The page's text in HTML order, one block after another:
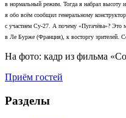
в нормальный режим. Тогда я набрал высоту
я обо всём сообщил генеральному
с участием Су-27. А почему «Пугачёва»? Это
в Ле Бурже (Франция), к восторгу зрителей.
На фото: кадр из фильма
Приём гостей
Разделы